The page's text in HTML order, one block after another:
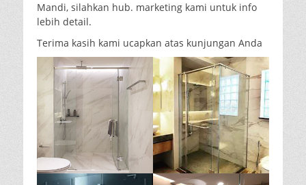
Mandi, silahkan hub. marketing kami untuk info
lebih detail.
Terima kasih kami ucapkan atas kunjungan Anda